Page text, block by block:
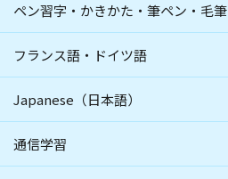
ペン習字・かきかた・筆ペン・毛筆
フランス語・ドイツ語
Japanese（日本語）
通信学習